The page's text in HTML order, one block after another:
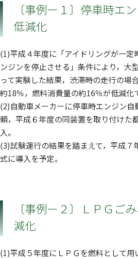
〔事例ー１〕停車時エ
低減化
(1)平成４年度に「アイドリングが一定
ンジンを停止させる」条件により，大
って実験した結果，渋滞時の走行の場
約18％，燃料消費量の約16％が低減化
(2)自動車メーカーに停車時エンジン
頼，平成６年度の同装置を取り付けた
入。
(3)試験運行の結果を踏まえて，平成７
式に導入を予定。
〔事例ー２〕ＬＰＧご
減化
(1)平成５年度にＬＰＧを燃料として用